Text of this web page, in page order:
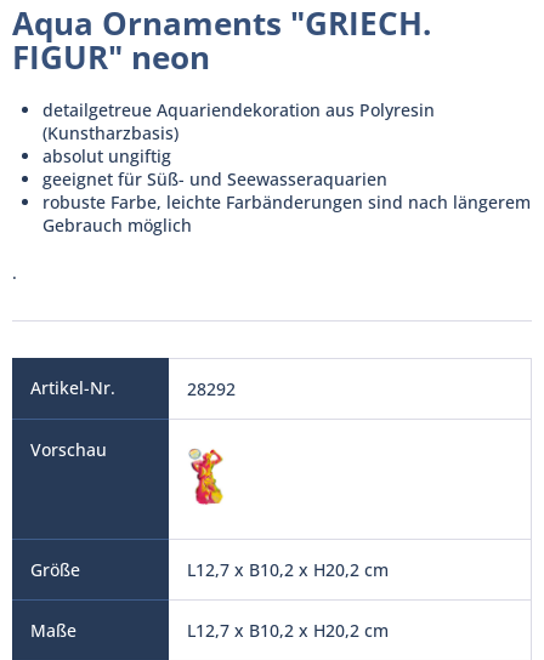
Aqua Ornaments "GRIECH.
FIGUR" neon
detailgetreue Aquariendekoration aus Polyresin
(Kunstharzbasis)
absolut ungiftig
geeignet für Süß- und Seewasseraquarien
robuste Farbe, leichte Farbänderungen sind nach längerem
Gebrauch möglich
.
28292
L12,7 x B10,2 x H20,2 cm
L12,7 x B10,2 x H20,2 cm